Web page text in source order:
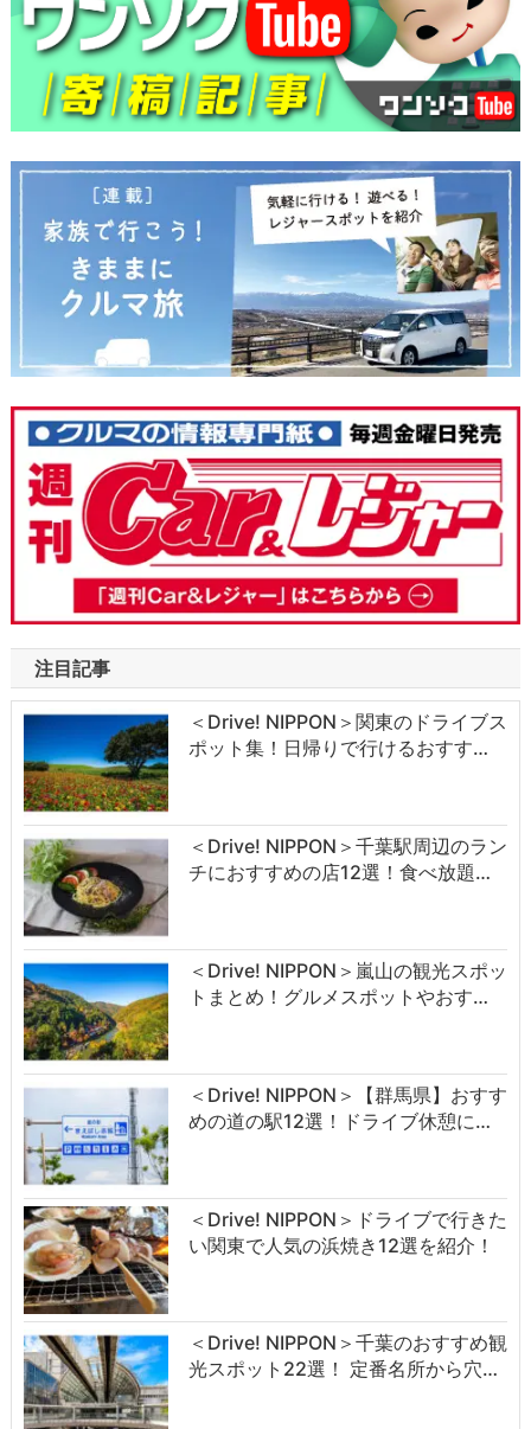
注目記事
＜Drive! NIPPON＞関東のドライブス
ポット集！日帰りで行けるおすす…
＜Drive! NIPPON＞千葉駅周辺のラン
チにおすすめの店12選！食べ放題…
＜Drive! NIPPON＞嵐山の観光スポッ
トまとめ！グルメスポットやおす…
＜Drive! NIPPON＞【群馬県】おすす
めの道の駅12選！ドライブ休憩に…
＜Drive! NIPPON＞ドライブで行きた
い関東で人気の浜焼き12選を紹介！
＜Drive! NIPPON＞千葉のおすすめ観
光スポット22選！ 定番名所から穴…